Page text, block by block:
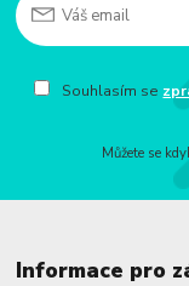
Souhlasím se
Můžete se
Informace pro